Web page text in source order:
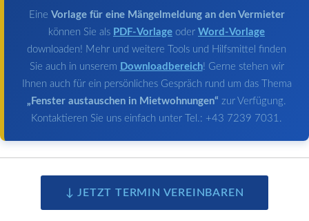
Eine Vorlage für eine Mängelmeldung an den Vermieter
können Sie als PDF-Vorlage oder Word-Vorlage
downloaden! Mehr und weitere Tools und Hilfsmittel finden
Sie auch in unserem Downloadbereich! Gerne stehen wir
Ihnen auch für ein persönliches Gespräch rund um das Thema
„Fenster austauschen in Mietwohnungen“ zur Verfügung.
Kontaktieren Sie uns einfach unter Tel.: +43 7239 7031.
↓ JETZT TERMIN VEREINBAREN